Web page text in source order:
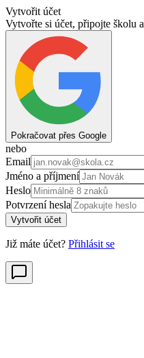
Vytvořit účet
Vytvořte si účet, připojte školu
Pokračovat přes Google
nebo
Email
Jméno a příjmení
Heslo
Potvrzení hesla
Vytvořit účet
Již máte účet? Přihlásit se